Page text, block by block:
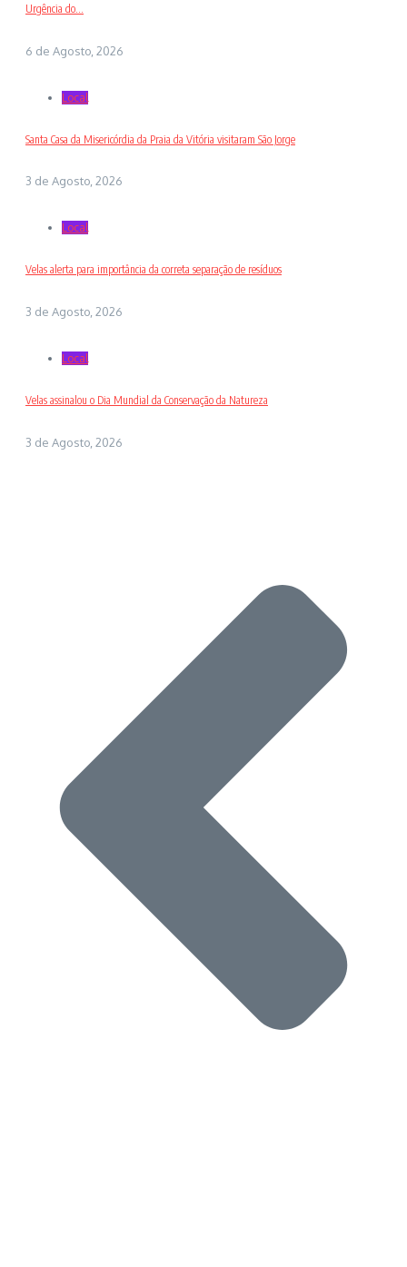
Urgência do...
6 de Agosto, 2026
Local
Santa Casa da Misericórdia da Praia da Vitória visitaram São Jorge
3 de Agosto, 2026
Local
Velas alerta para importância da correta separação de resíduos
3 de Agosto, 2026
Local
Velas assinalou o Dia Mundial da Conservação da Natureza
3 de Agosto, 2026